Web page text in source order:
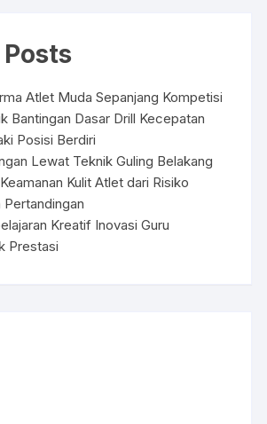
Atlet Muda Sepanjang Kompetisi
Bantingan Dasar Drill Kecepatan
Posisi Berdiri
Lewat Teknik Guling Belakang
Kulit Atlet dari Risiko
Kreatif Inovasi Guru
Prestasi